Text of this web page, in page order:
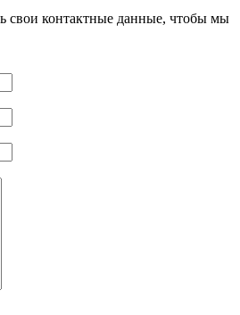
свои контактные данные, чтобы мы